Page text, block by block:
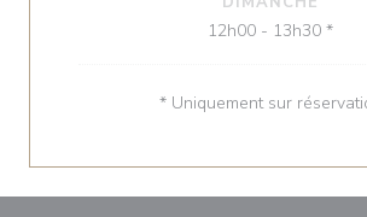
12h00 - 13h30 *
* Uniquement sur